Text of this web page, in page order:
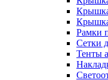
Рамки
Сетки
Тенты